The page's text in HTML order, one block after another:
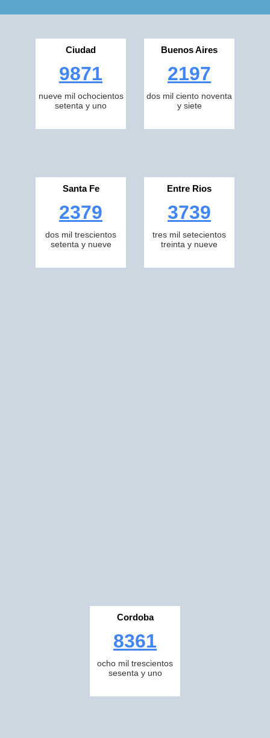
Ciudad
9871
nueve mil ochocientos
setenta y uno
Buenos Aires
2197
dos mil ciento noventa
y siete
Santa Fe
2379
dos mil trescientos
setenta y nueve
Entre Rios
3739
tres mil setecientos
treinta y nueve
Cordoba
8361
ocho mil trescientos
sesenta y uno